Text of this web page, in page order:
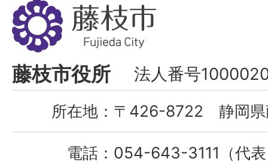
藤
枝
市
Fujieda
City
藤枝市役所 法人番号
所在地： 〒426-8722 静岡県
電話： 054-643-3111（代